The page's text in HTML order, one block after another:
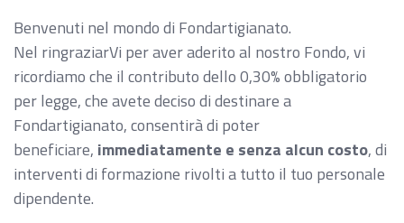
Benvenuti nel mondo di Fondartigianato.
Nel ringraziarVi per aver aderito al nostro Fondo, vi
ricordiamo che il contributo dello 0,30% obbligatorio
per legge, che avete deciso di destinare a
Fondartigianato, consentirà di poter
beneficiare, immediatamente e senza alcun costo, di
interventi di formazione rivolti a tutto il tuo personale
dipendente.